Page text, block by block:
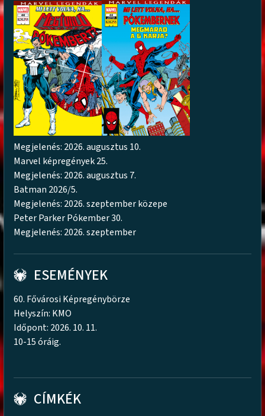
Megjelenés: 2026. augusztus 10.
Marvel képregények 25.
Megjelenés: 2026. augusztus 7.
Batman 2026/5.
Megjelenés: 2026. szeptember közepe
Peter Parker Pókember 30.
Megjelenés: 2026. szeptember
ESEMÉNYEK
60. Fővárosi Képregénybörze
Helyszín: KMO
Időpont: 2026. 10. 11.
10-15 óráig.
CÍMKÉK